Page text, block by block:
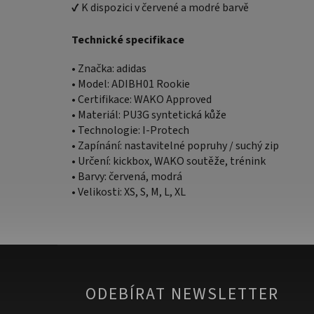
✔K dispozici v červené a modré barvě
Technické specifikace
• Značka: adidas
• Model: ADIBH01 Rookie
• Certifikace: WAKO Approved
• Materiál: PU3G syntetická kůže
• Technologie: I-Protech
• Zapínání: nastavitelné popruhy / suchý zip
• Určení: kickbox, WAKO soutěže, trénink
• Barvy: červená, modrá
• Velikosti: XS, S, M, L, XL
ODEBÍRAT NEWSLETTER